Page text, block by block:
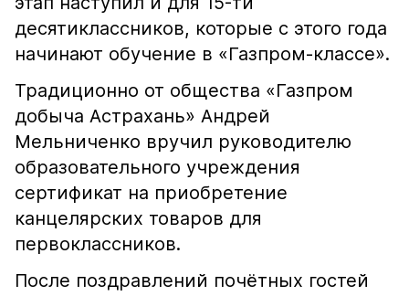
десятиклассников, которые с этого года
начинают обучение в «Газпром-классе».
Традиционно от общества «Газпром
добыча Астрахань» Андрей
Мельниченко вручил руководителю
образовательного учреждения
сертификат на приобретение
канцелярских товаров для
первоклассников.
После поздравлений почётных гостей